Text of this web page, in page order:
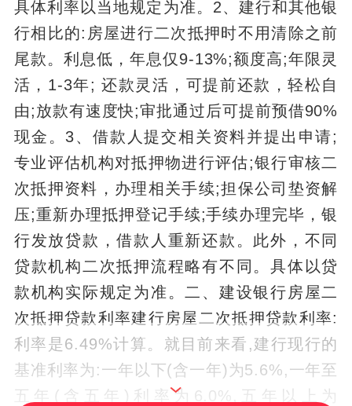
具体利率以当地规定为准。2、建行和其他银
行相比的:房屋进行二次抵押时不用清除之前
尾款。利息低，年息仅9-13%;额度高;年限灵
活，1-3年; 还款灵活，可提前还款，轻松自
由;放款有速度快;审批通过后可提前预借90%
现金。3、借款人提交相关资料并提出申请;
专业评估机构对抵押物进行评估;银行审核二
次抵押资料，办理相关手续;担保公司垫资解
压;重新办理抵押登记手续;手续办理完毕，银
行发放贷款，借款人重新还款。此外，不同
贷款机构二次抵押流程略有不同。具体以贷
款机构实际规定为准。二、建设银行房屋二
次抵押贷款利率建行房屋二次抵押贷款利率:
利率是6.49%计算。就目前来看,建行现行的
基准利率为:一年以下(含一年)为5.6%,一年至
五年(含五年)利率为6.0%,五年以上为